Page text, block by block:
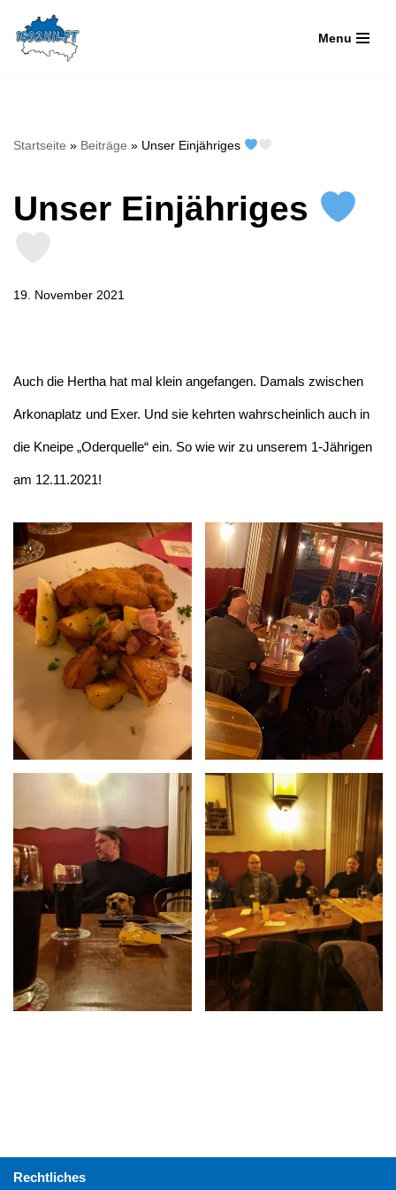
Zum
Menu
Startseite » Beiträge » Unser Einjähriges
Unser Einjähriges
19. November 2021
Auch die Hertha hat mal klein angefangen. Damals zwischen
Arkonaplatz und Exer. Und sie kehrten wahrscheinlich auch in
die Kneipe „Oderquelle“ ein. So wie wir zu unserem 1-Jährigen
am 12.11.2021!
Rechtliches